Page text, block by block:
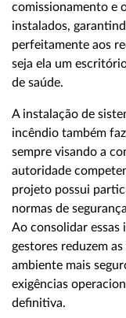
comissionamento e
instalados,
perfeitamente aos
seja ela um
de saúde.
A instalação de
incêndio também
sempre visando a
autoridade
projeto possui
normas de
Ao consolidar essas
gestores reduzem
ambiente mais
exigências
definitiva.